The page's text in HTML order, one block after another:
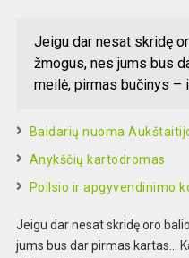
Jeigu dar nesat skridę
žmogus, nes jums bus
meilė, pirmas bučinys –
Baidarių nuoma
Anykščių kartodromas
Poilsio ir apgyvendinimo
Jeigu dar nesat skridę oro
jums bus dar pirmas kartas…